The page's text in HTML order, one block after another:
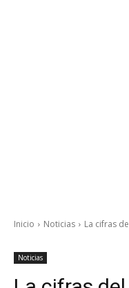
Inicio Noticias La cifras
Noticias